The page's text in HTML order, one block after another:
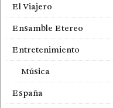
El Viajero
Ensamble Etereo
Entretenimiento
Música
España